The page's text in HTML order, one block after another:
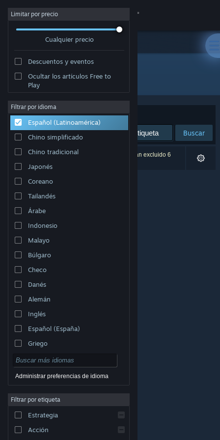
Iniciar sesión
Acerca de
Soporte
Cambiar idioma
Obtener la aplicación de Steam Mobile
Ver versión clásica
© Valve Corporation. Todos los derechos reservados.
Todas las marcas registradas pertenecen a sus
de Privacidad|Información legal
Acuerdo de Suscriptor a Steam
Cookies
Limitar por precio
Cualquier precio
Descuentos y eventos
Ocultar los artículos Free to
Play
Filtrar por idioma
Español (Latinoamérica)
Chino simplificado
Chino tradicional
Japonés
Coreano
Tailandés
Árabe
Indonesio
Malayo
Búlgaro
Checo
Danés
Alemán
Inglés
Español (España)
Griego
Administrar preferencias de idioma
Filtrar por etiqueta
Estrategia
Acción
Desarrollador: Llamasoft Ltd.
Ordenar por Relevancia
Buscar
0 resultado(s) coinciden con la búsqueda. Se han excluido 6
títulos según tus preferencias.